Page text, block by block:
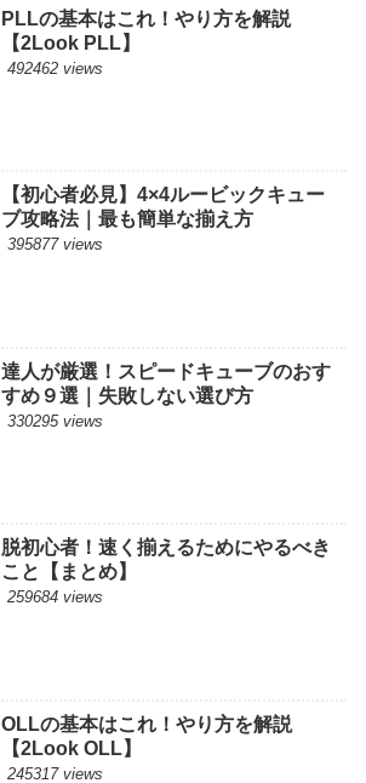
PLLの基本はこれ！やり方を解説
【2Look PLL】
492462 views
【初心者必見】4×4ルービックキュー
ブ攻略法｜最も簡単な揃え方
395877 views
達人が厳選！スピードキューブのおす
すめ９選｜失敗しない選び方
330295 views
脱初心者！速く揃えるためにやるべき
こと【まとめ】
259684 views
OLLの基本はこれ！やり方を解説
【2Look OLL】
245317 views